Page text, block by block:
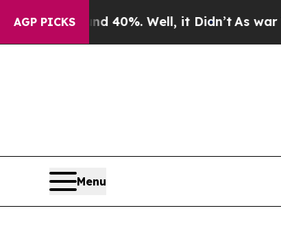
AGP PICKS40%. Well, it Didn’t As war With
Menu